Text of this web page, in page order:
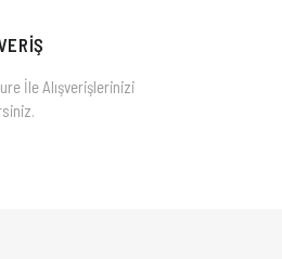
İle Alışverişlerinizi